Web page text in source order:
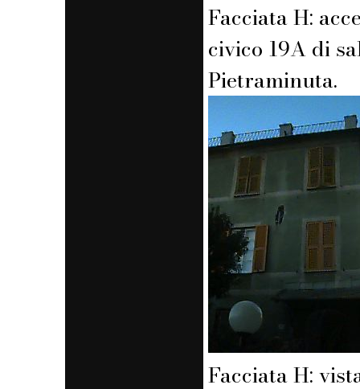
Facciata H:
civico 19A di
Pietraminuta.
Facciata H: